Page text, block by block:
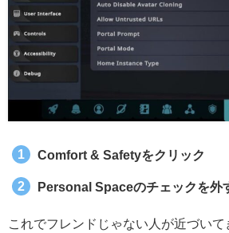
Comfort & Safetyをクリック
Personal Spaceのチェックを外
これでフレンドじゃない人が近づい